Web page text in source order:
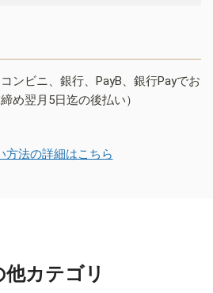
ンビニ、銀行、PayB、銀行Payでお
め翌月5日迄の後払い）
方法の詳細はこちら
他カテゴリ